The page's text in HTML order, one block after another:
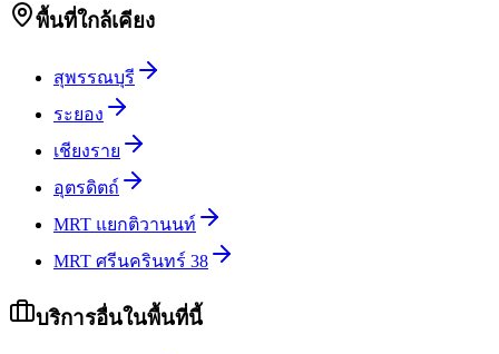
พื้นที่ใกล้เคียง
สุพรรณบุรี
ระยอง
เชียงราย
อุตรดิตถ์
MRT แยกติวานนท์
MRT ศรีนครินทร์ 38
บริการอื่นในพื้นที่นี้